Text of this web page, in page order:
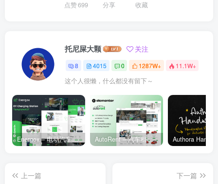
点赞699 分享 收藏
托尼屎大颗 关注
8 4015 0 1287W+ 11.1W+
这个人很懒，什么都没有留下～
Energox – 电动汽车充电站 Elementor 模板套件 AutoRent – 汽车租赁服务 Elementor 模板套件
上一篇
下一篇